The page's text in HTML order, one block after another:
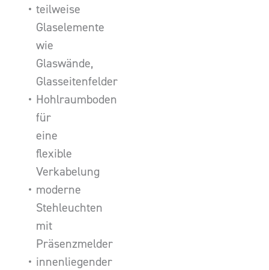
teilweise
Glaselemente
wie
Glaswände,
Glasseitenfelder
Hohlraumboden
für
eine
flexible
Verkabelung
moderne
Stehleuchten
mit
Präsenzmelder
innenliegender